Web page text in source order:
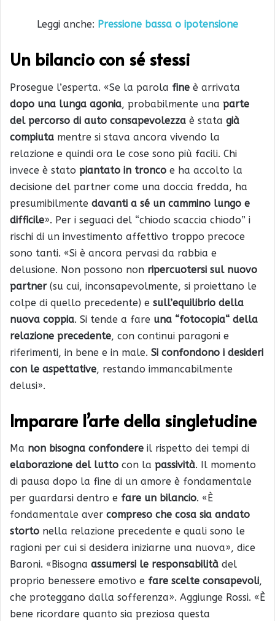
Leggi anche: Pressione bassa o ipotensione
Un bilancio con sé stessi
Prosegue l’esperta. «Se la parola fine è arrivata
dopo una lunga agonia, probabilmente una parte
del percorso di auto consapevolezza è stata già
compiuta mentre si stava ancora vivendo la
relazione e quindi ora le cose sono più facili. Chi
invece è stato piantato in tronco e ha accolto la
decisione del partner come una doccia fredda, ha
presumibilmente davanti a sé un cammino lungo e
difficile». Per i seguaci del “chiodo scaccia chiodo” i
rischi di un investimento affettivo troppo precoce
sono tanti. «Si è ancora pervasi da rabbia e
delusione. Non possono non ripercuotersi sul nuovo
partner(su cui, inconsapevolmente, si proiettano le
colpe di quello precedente) e sull’equilibrio della
nuova coppia. Si tende a fare una “fotocopia“ della
relazione precedente, con continui paragoni e
riferimenti, in bene e in male. Si confondono i desideri
con le aspettative, restando immancabilmente
delusi».
Imparare l’arte della singletudine
Ma non bisogna confondere il rispetto dei tempi di
elaborazione del lutto con la passività. Il momento
di pausa dopo la fine di un amore è fondamentale
per guardarsi dentro e fare un bilancio. «È
fondamentale aver compreso che cosa sia andato
storto nella relazione precedente e quali sono le
ragioni per cui si desidera iniziarne una nuova», dice
Baroni. «Bisogna assumersi le responsabilità del
proprio benessere emotivo e fare scelte consapevoli,
che proteggano dalla sofferenza». Aggiunge Rossi. «È
bene ricordare quanto sia preziosa questa